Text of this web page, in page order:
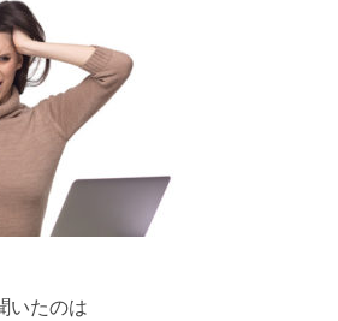
いたのは